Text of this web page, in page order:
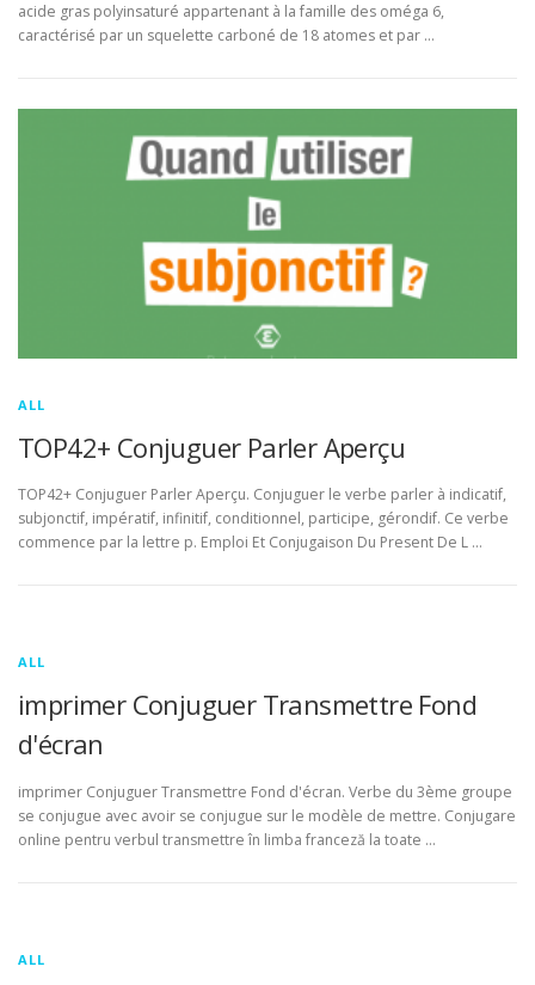
acide gras polyinsaturé appartenant à la famille des oméga 6,
caractérisé par un squelette carboné de 18 atomes et par …
ALL
TOP42+ Conjuguer Parler Aperçu
TOP42+ Conjuguer Parler Aperçu. Conjuguer le verbe parler à indicatif,
subjonctif, impératif, infinitif, conditionnel, participe, gérondif. Ce verbe
commence par la lettre p. Emploi Et Conjugaison Du Present De L …
ALL
imprimer Conjuguer Transmettre Fond
d'écran
imprimer Conjuguer Transmettre Fond d'écran. Verbe du 3ème groupe
se conjugue avec avoir se conjugue sur le modèle de mettre. Conjugare
online pentru verbul transmettre în limba franceză la toate …
ALL